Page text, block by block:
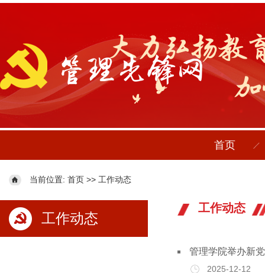
首页
当前位置: 首页 >> 工作动态
工作动态
工作动态
管理学院举办新
2025-12-12